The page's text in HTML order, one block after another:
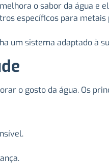
o sabor da água e
específicos para
sistema adaptado à
o gosto da água. Os